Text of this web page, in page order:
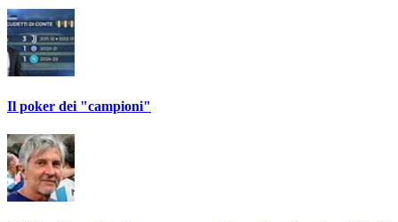
Il poker dei "campioni"